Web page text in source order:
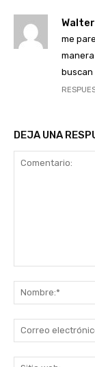
Walter
me
buscan
DEJA UNA